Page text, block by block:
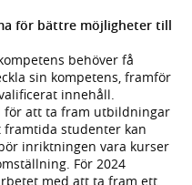
för bättre möjligheter till
behöver få
sin kompetens, framför
innehåll.
för att ta fram utbildningar
framtida studenter kan
inriktningen vara kurser
För 2024
med att ta fram ett